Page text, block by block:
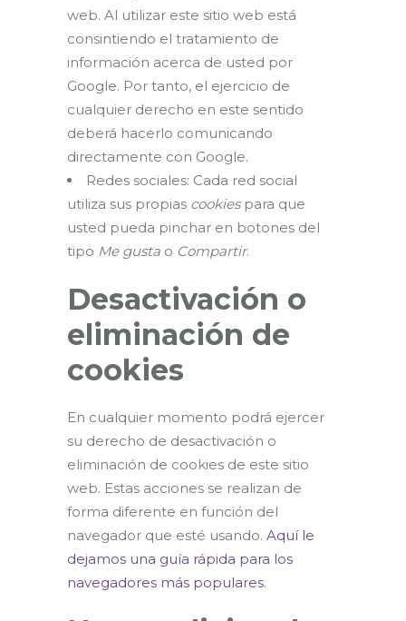
web. Al utilizar este sitio web está
consintiendo el tratamiento de
información acerca de usted por
Google. Por tanto, el ejercicio de
cualquier derecho en este sentido
deberá hacerlo comunicando
directamente con Google.
Redes sociales: Cada red social
utiliza sus propias cookiespara que
usted pueda pinchar en botones del
tipo Me gusta o Compartir.
Desactivación o
eliminación de
cookies
En cualquier momento podrá ejercer
su derecho de desactivación o
eliminación de cookies de este sitio
web. Estas acciones se realizan de
forma diferente en función del
navegador que esté usando. Aquí le
dejamos una guía rápida para los
navegadores más populares.